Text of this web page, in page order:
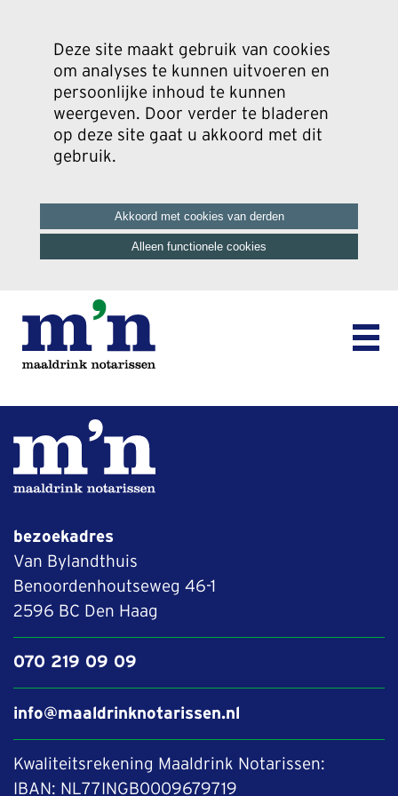
Deze site maakt gebruik van cookies
om analyses te kunnen uitvoeren en
persoonlijke inhoud te kunnen
weergeven. Door verder te bladeren
op deze site gaat u akkoord met dit
gebruik.
Akkoord met cookies van derden
Alleen functionele cookies
bezoekadres
Van Bylandthuis
Benoordenhoutseweg 46-1
2596 BC Den Haag
070 219 09 09
info@maaldrinknotarissen.nl
Kwaliteitsrekening Maaldrink Notarissen:
IBAN: NL77INGB0009679719